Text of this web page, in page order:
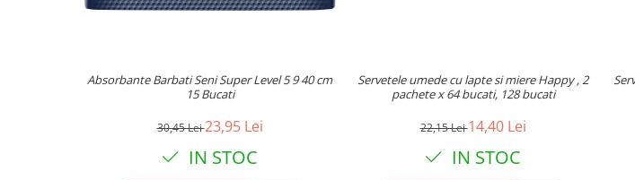
Absorbante Barbati Seni Super Level 5 9 40 cm
15 Bucati
30,45 Lei23,95 Lei
IN STOC
Servetele umede cu lapte si miere Happy , 2
pachete x 64 bucati, 128 bucati
22,15 Lei14,40 Lei
IN STOC